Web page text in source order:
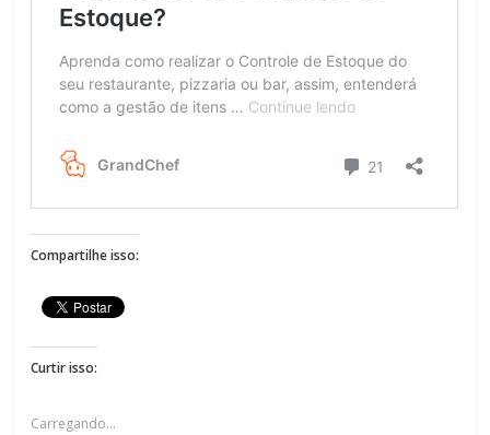
Compartilhe isso:
Curtir isso:
Carregando...